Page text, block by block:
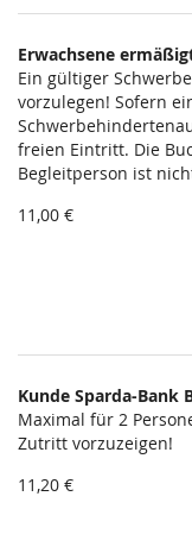
Erwachsene
Ein gültiger
vorzulegen! Sofern
freien Eintritt. Die
Begleitperson ist
11,00 €
Kunde Sparda-Bank
Maximal für 2
Zutritt vorzuzeigen!
11,20 €